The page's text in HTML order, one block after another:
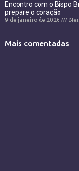
Encontro com o Bispo
prepare o coração
9 de janeiro de 2026
Mais comentadas